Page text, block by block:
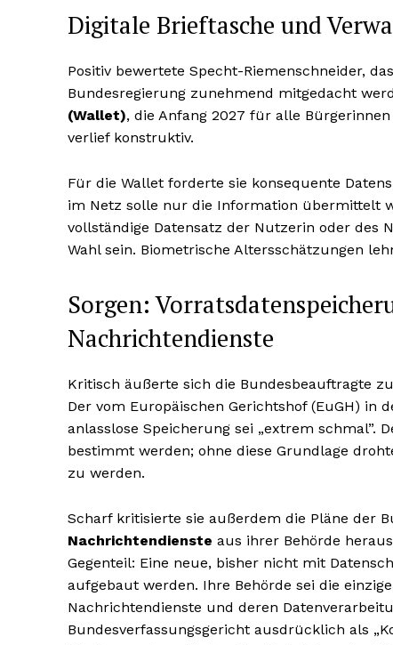
Digitale Brieftasche und
Positiv bewertete Specht-Riemenschneider,
Bundesregierung zunehmend mitgedacht
(Wallet), die Anfang 2027 für alle
verlief konstruktiv.
Für die Wallet forderte sie konsequente
im Netz solle nur die Information übermittelt
vollständige Datensatz der Nutzerin oder des
Wahl sein. Biometrische Altersschätzungen
Sorgen:
Nachrichtendienste
Kritisch äußerte sich die Bundesbeauftragte
Der vom Europäischen Gerichtshof (EuGH) in
anlasslose Speicherung sei „extrem schmal”.
bestimmt werden; ohne diese Grundlage
zu werden.
Scharf kritisierte sie außerdem die Pläne der
Nachrichtendienste aus ihrer Behörde
Gegenteil: Eine neue, bisher nicht mit
aufgebaut werden. Ihre Behörde sei die
Nachrichtendienste und deren
Bundesverfassungsgericht ausdrücklich als